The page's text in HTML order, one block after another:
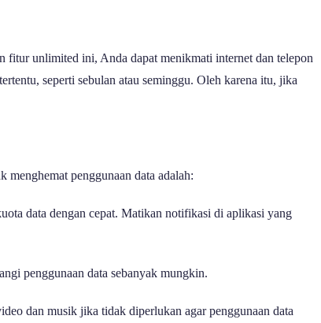
fitur unlimited ini, Anda dapat menikmati internet dan telepon
seperti sebulan atau seminggu. Oleh karena itu, jika
penggunaan data adalah:
data dengan cepat. Matikan notifikasi di aplikasi yang
penggunaan data sebanyak mungkin.
dan musik jika tidak diperlukan agar penggunaan data